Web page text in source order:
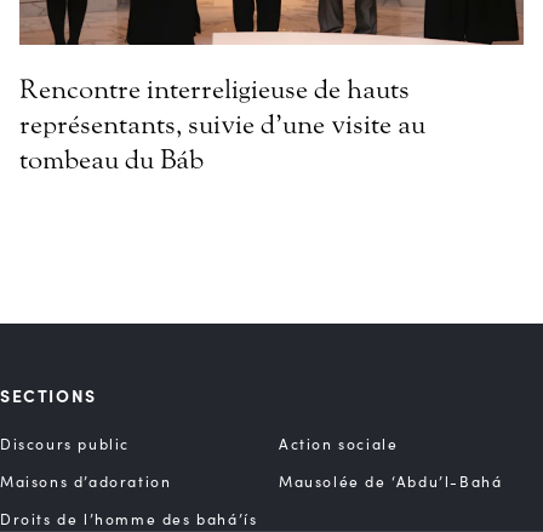
Rencontre interreligieuse de hauts
représentants, suivie d’une visite au
tombeau du Báb
SECTIONS
Discours public
Action sociale
Maisons d’adoration
Mausolée de ‘Abdu’l-Bahá
Droits de l’homme des bahá’ís